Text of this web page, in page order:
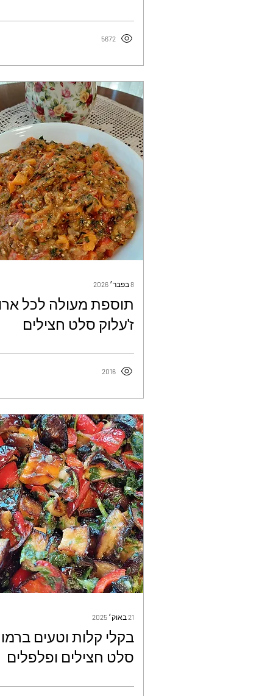
- אילנה לוי
5672
8 בפבר׳ 2026
תוספת מעולה לכל
ז'עלוק סלט חצילים
משגע - אילנה לוי
2016
21 באוק׳ 2025
בקלי קלות וטעים
סלט חצילים ופלפלים